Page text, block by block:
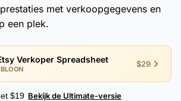
met verkoopgegevens en
een plek.
Verkoper Spreadsheet $29
$19 Bekijk de Ultimate-versie